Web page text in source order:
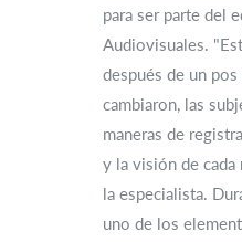
para ser parte del
Audiovisuales.
después de un
cambiaron, las
maneras de
y la visión de cada
la especialista.
uno de los